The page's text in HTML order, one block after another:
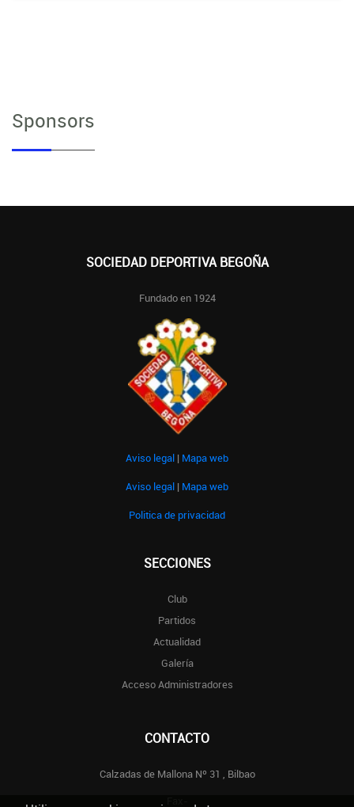
Sponsors
SOCIEDAD DEPORTIVA BEGOÑA
Fundado en 1924
Aviso legal | Mapa web
Aviso legal | Mapa web
Politica de privacidad
SECCIONES
Club
Partidos
Actualidad
Galería
Acceso Administradores
CONTACTO
Calzadas de Mallona Nº 31 , Bilbao